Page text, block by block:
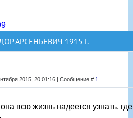
АРСЕНЬЕВИЧ 1915 Г.
2015, 20:01:16 | Сообщение # 1
всю жизнь надеется узнать, где